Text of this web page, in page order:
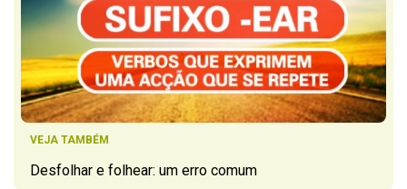
VEJA TAMBÉM
Desfolhar e folhear: um erro comum